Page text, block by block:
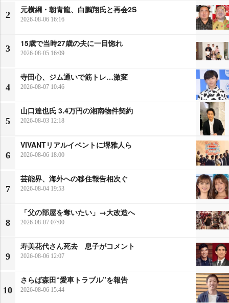
2
元横綱・朝青龍、白鵬翔氏と再会2S
2026-08-06 16:16
3
15歳で当時27歳の夫に一目惚れ
2026-08-05 16:09
4
寺田心、ジム通いで筋トレ…激変
2026-08-07 10:46
5
山口達也氏 3.4万円の湘南物件契約
2026-08-03 12:18
6
VIVANTリアルイベントに堺雅人ら
2026-08-06 18:00
7
芸能界、海外への移住報告相次ぐ
2026-08-04 19:53
8
「父の部屋を奪いたい」→大改造へ
2026-08-07 07:00
9
寿美花代さん死去 息子がコメント
2026-08-06 12:07
10
さらば森田“愛車トラブル”を報告
2026-08-06 15:44